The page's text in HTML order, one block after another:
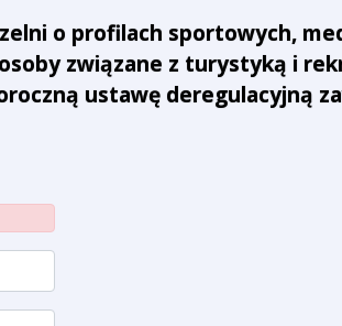
o profilach sportowych,
związane z turystyką i
ustawę deregulacyjną